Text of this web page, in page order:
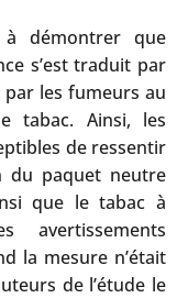
à démontrer que
s’est traduit par
les fumeurs au
tabac. Ainsi, les
de ressentir
du paquet neutre
que le tabac à
avertissements
la mesure n’était
de l’étude le